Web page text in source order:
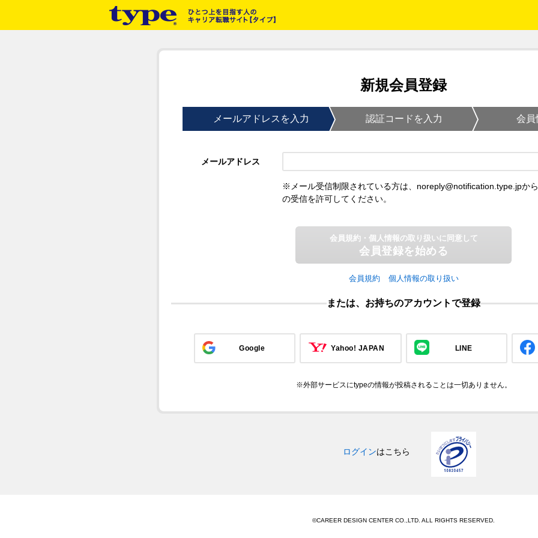
新規会員登録
メールアドレスを入力 認証コードを入力 会員
メールアドレス
※メール受信制限されている方は、noreply@notification.type.jpから
の受信を許可してください。
会員規約・個人情報の取り扱いに同意して
会員登録を始める
会員規約 個人情報の取り扱い
または、お持ちのアカウントで登録
Google Yahoo! JAPAN LINE
※外部サービスにtypeの情報が投稿されることは一切ありません。
ログインはこちら
©CAREER DESIGN CENTER CO.,LTD. ALL RIGHTS RESERVED.